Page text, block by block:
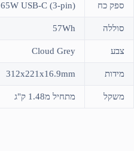
ספק כח 65W USB-C (3-pin)
סוללה 57Wh
צבע Cloud Grey
מידות 312x221x16.9mm
משקל מתחיל מ1.48 ק"ג